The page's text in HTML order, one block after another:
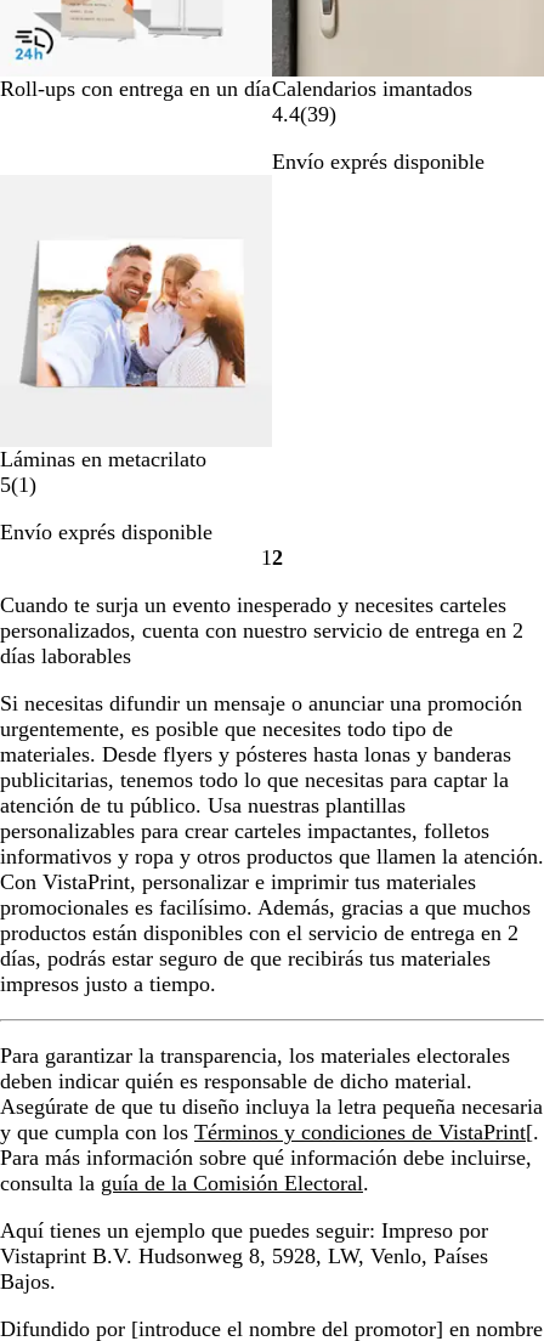
Roll-ups con entrega en un díaCalendarios imantados
4.4(393
r
)
Envío exprés disponible
Láminas en metacrilato
5(11
e
ñ
a
)
Envío exprés disponible
Ir
la
página
1 Ir
la
página
2
Cuando te surja un evento inesperado y necesites carteles
personalizados, cuenta con nuestro servicio de entrega en 2
días laborables
Si necesitas difundir un mensaje o anunciar una promoción
urgentemente, es posible que necesites todo tipo de
materiales. Desde flyers y pósteres hasta lonas y banderas
publicitarias, tenemos todo lo que necesitas para captar la
atención de tu público. Usa nuestras plantillas
personalizables para crear carteles impactantes, folletos
informativos y ropa y otros productos que llamen la atención.
Con VistaPrint, personalizar e imprimir tus materiales
promocionales es facilísimo. Además, gracias a que muchos
productos están disponibles con el servicio de entrega en 2
días, podrás estar seguro de que recibirás tus materiales
impresos justo a tiempo.
Para garantizar la transparencia, los materiales electorales
deben indicar quién es responsable de dicho material.
Asegúrate de que tu diseño incluya la letra pequeña necesaria
y que cumpla con los Términos y condiciones de VistaPrint[.
Para más información sobre qué información debe incluirse,
consulta la guía de la Comisión Electoral.
Aquí tienes un ejemplo que puedes seguir: Impreso por
Vistaprint B.V. Hudsonweg 8, 5928, LW, Venlo, Países
Bajos.
Difundido por [introduce el nombre del promotor] en nombre